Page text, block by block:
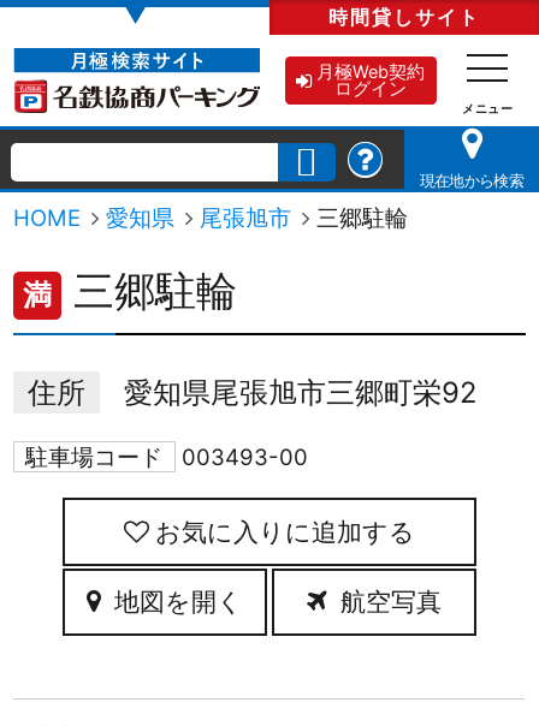
▼ 時間貸しサイト
月極Web契約
ログイン
現在地から検索
HOME 愛知県 尾張旭市 三郷駐輪
満 三郷駐輪
住所 愛知県尾張旭市三郷町栄92
駐車場コード 003493-00
お気に入りに追加
地図を開く 航空写真